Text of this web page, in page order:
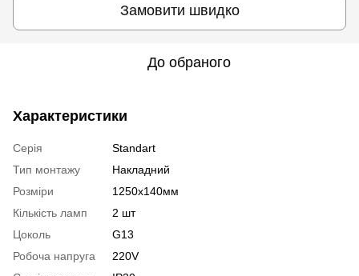
Замовити швидко
До обраного
Характеристики
Серія
Standart
Тип монтажу
Накладний
Розміри
1250х140мм
Кількість ламп
2 шт
Цоколь
G13
Робоча напруга
220V